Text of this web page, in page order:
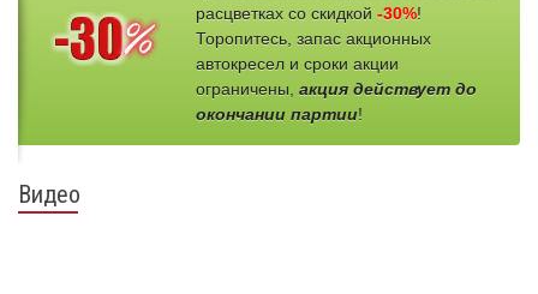
расцветках со скидкой -30%!
Торопитесь, запас акционных
автокресел и сроки акции
ограничены, акция действует до
окончании партии!
Видео